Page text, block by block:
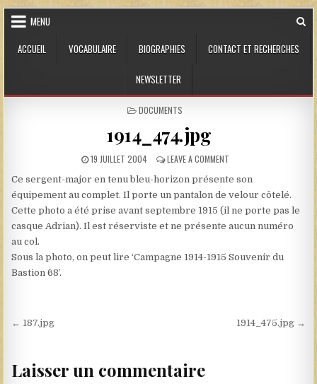
Skip to content
MENU
ACCUEIL
VOCABULAIRE BIOGRAPHIES CONTACT ET RECHERCHES
NEWSLETTER
POSTED IN
DOCUMENTS
1914_474.jpg
PUBLISHED DATE:
19 JUILLET 2004 LEAVE A COMMENTON 1914_474.JPG
Ce sergent-major en tenu bleu-horizon présente son
équipement au complet. Il porte un pantalon de velour côtelé.
Cette photo a été prise avant septembre 1915 (il ne porte pas le
casque Adrian). Il est réserviste et ne présente aucun numéro
au col.
Sous la photo, on peut lire ‘Campagne 1914-1915 Souvenir du
Bastion 68’.
Navigation de l’article
← 187.jpg 1914_475.jpg →
Laisser un commentaire